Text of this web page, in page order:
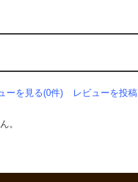
ーを見る(0件) レビューを投稿
。